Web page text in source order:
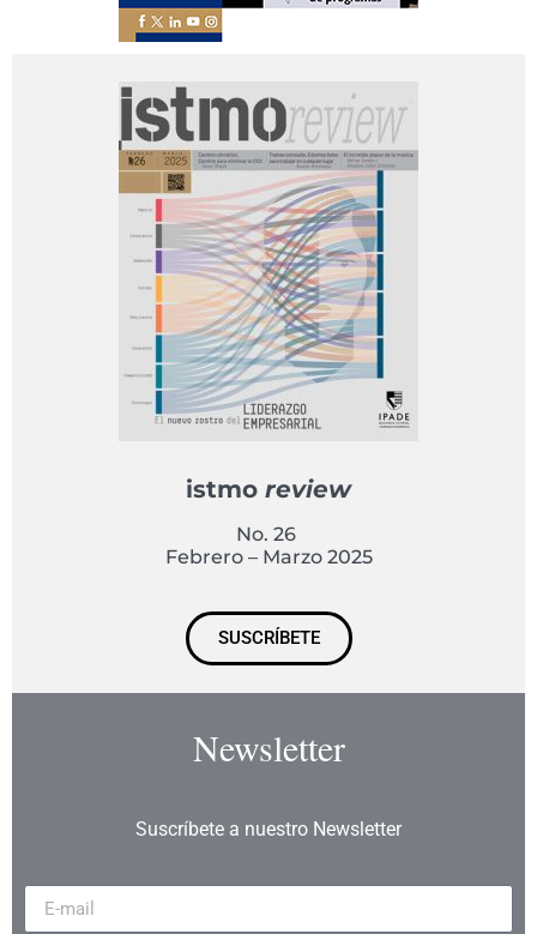
istmo review
No. 26
Febrero – Marzo 2025
SUSCRÍBETE
Newsletter
Suscríbete a nuestro Newsletter